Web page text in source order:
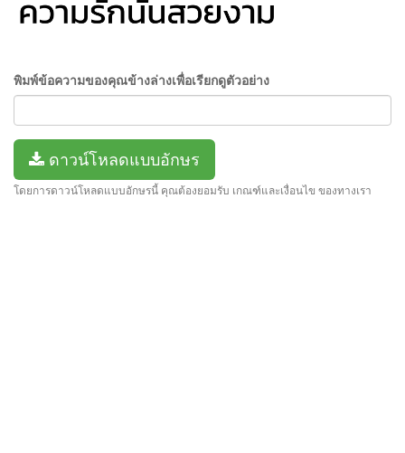
พิมพ์ข้อความของคุณข้างล่างเพื่อเรียกดูตัวอย่าง
ดาวน์โหลดแบบอักษร
โดยการดาวน์โหลดแบบอักษรนี้ คุณต้องยอมรับ เกณฑ์และเงื่อนไข ของทางเรา